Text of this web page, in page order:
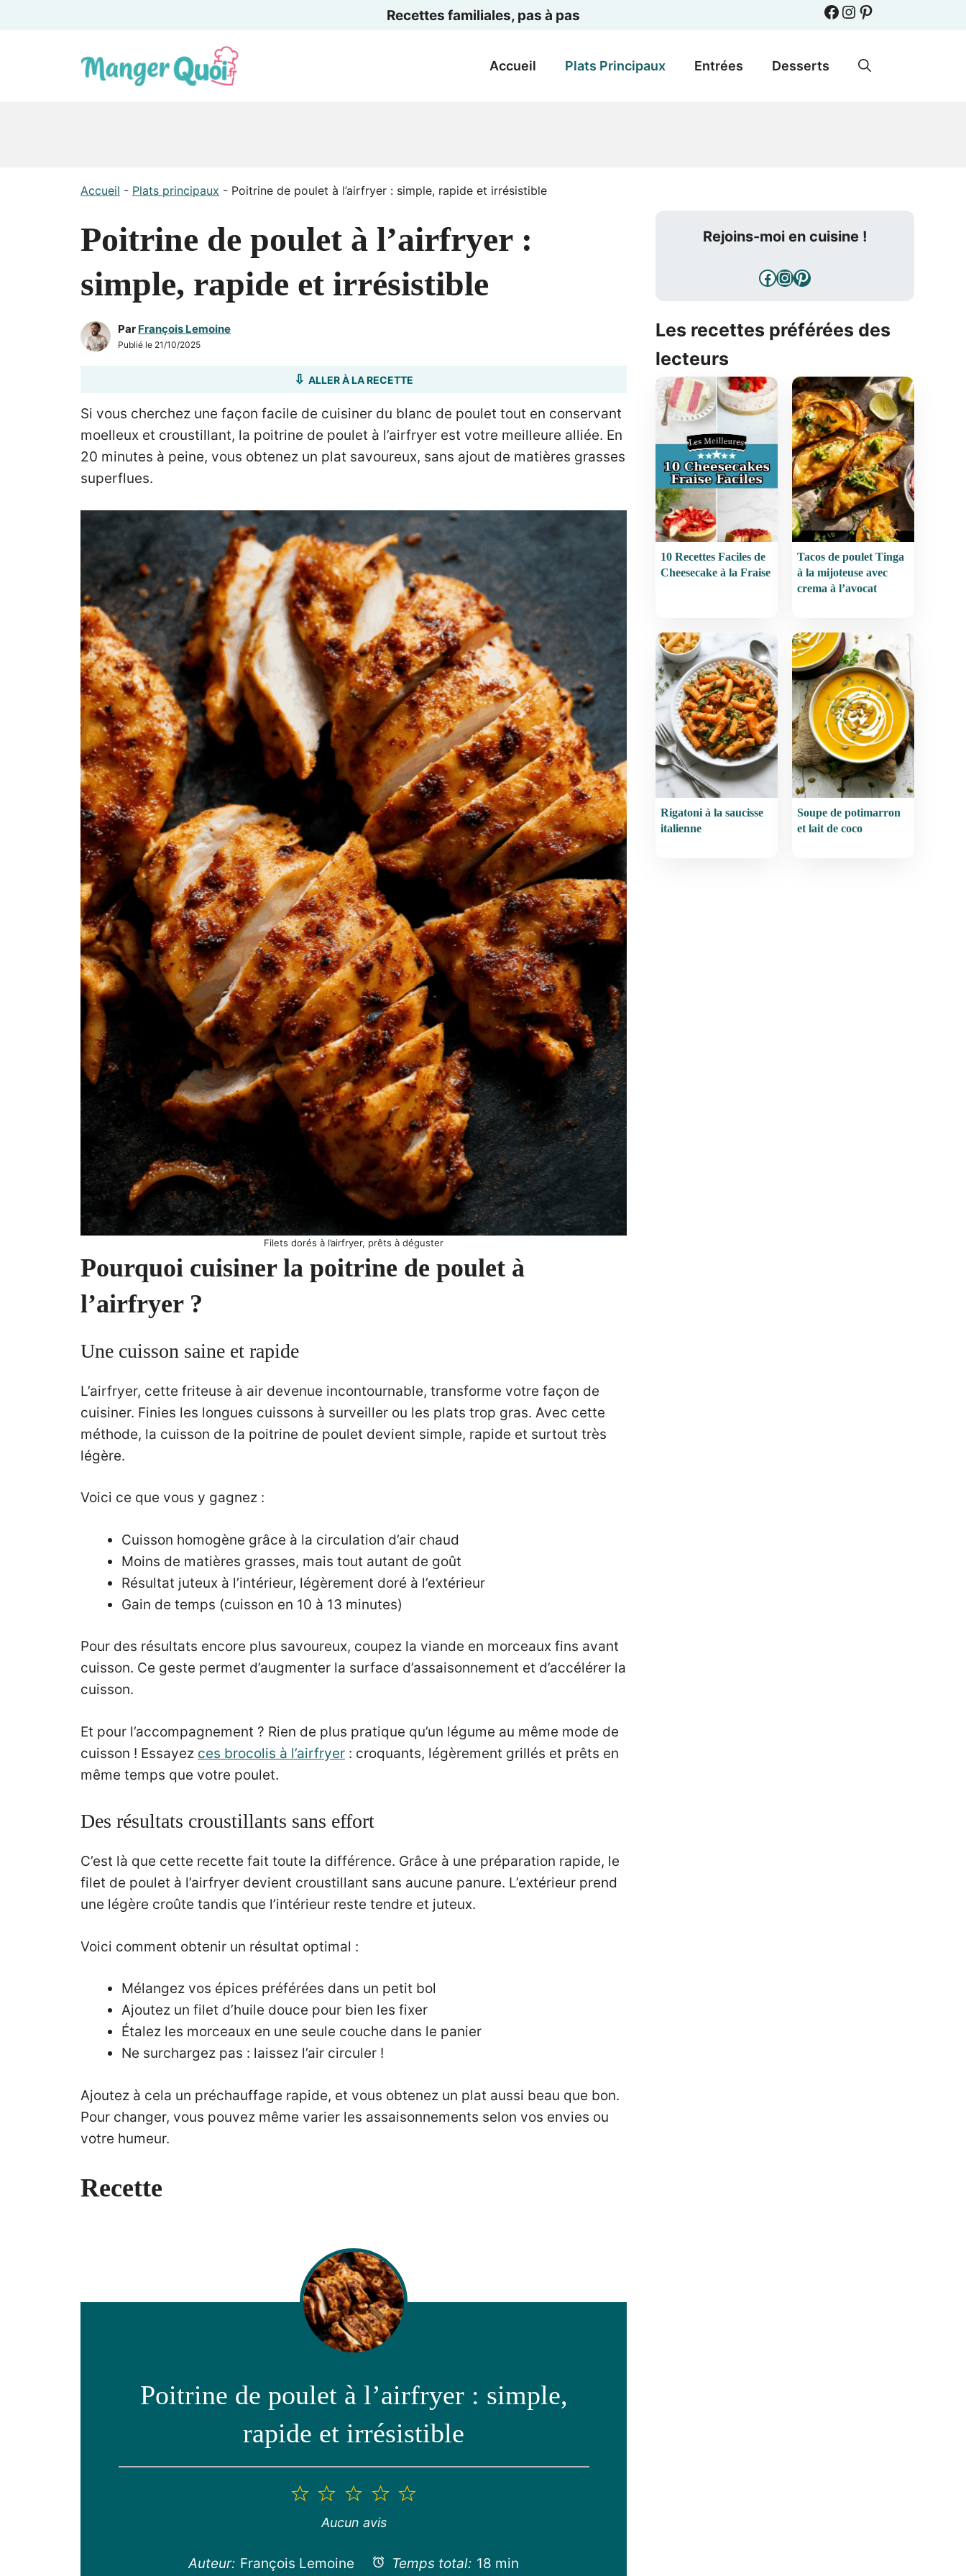
Recettes familiales, pas à pas Facebook
Instagram
Pinterest
Accueil Plats Principaux Entrées Desserts
Accueil - Plats principaux - Poitrine de poulet à l’airfryer : simple, rapide et irrésistible
Poitrine de poulet à l’airfryer :
simple, rapide et irrésistible
Par François Lemoine
Publié le 21/10/2025
ALLER À LA RECETTE
Si vous cherchez une façon facile de cuisiner du blanc de poulet tout en conservant
moelleux et croustillant, la poitrine de poulet à l’airfryer est votre meilleure alliée. En
20 minutes à peine, vous obtenez un plat savoureux, sans ajout de matières grasses
superflues.
Filets dorés à l’airfryer, prêts à déguster
Pourquoi cuisiner la poitrine de poulet à
l’airfryer ?
Une cuisson saine et rapide
L’airfryer, cette friteuse à air devenue incontournable, transforme votre façon de
cuisiner. Finies les longues cuissons à surveiller ou les plats trop gras. Avec cette
méthode, la cuisson de la poitrine de poulet devient simple, rapide et surtout très
légère.
Voici ce que vous y gagnez :
Cuisson homogène grâce à la circulation d’air chaud
Moins de matières grasses, mais tout autant de goût
Résultat juteux à l’intérieur, légèrement doré à l’extérieur
Gain de temps (cuisson en 10 à 13 minutes)
Pour des résultats encore plus savoureux, coupez la viande en morceaux fins avant
cuisson. Ce geste permet d’augmenter la surface d’assaisonnement et d’accélérer la
cuisson.
Et pour l’accompagnement ? Rien de plus pratique qu’un légume au même mode de
cuisson ! Essayez ces brocolis à l’airfryer : croquants, légèrement grillés et prêts en
même temps que votre poulet.
Des résultats croustillants sans effort
C’est là que cette recette fait toute la différence. Grâce à une préparation rapide, le
filet de poulet à l’airfryer devient croustillant sans aucune panure. L’extérieur prend
une légère croûte tandis que l’intérieur reste tendre et juteux.
Voici comment obtenir un résultat optimal :
Mélangez vos épices préférées dans un petit bol
Ajoutez un filet d’huile douce pour bien les fixer
Étalez les morceaux en une seule couche dans le panier
Ne surchargez pas : laissez l’air circuler !
Ajoutez à cela un préchauffage rapide, et vous obtenez un plat aussi beau que bon.
Pour changer, vous pouvez même varier les assaisonnements selon vos envies ou
votre humeur.
Recette
Poitrine de poulet à l’airfryer : simple,
rapide et irrésistible
5
4
3
étoiles
2
étoiles
1
étoile
Aucun avis
Auteur: François Lemoine Temps total: 18 min
Rejoins-moi en cuisine !
Facebook
Instagram
Pinterest
Les recettes préférées des
lecteurs
10 Recettes Faciles de
Cheesecake à la Fraise
Tacos de poulet Tinga
à la mijoteuse avec
crema à l’avocat
Rigatoni à la saucisse
italienne
Soupe de potimarron
et lait de coco